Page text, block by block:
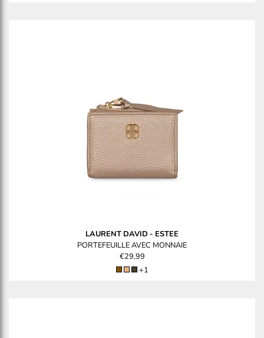
LAURENT DAVID - ESTEE
PORTEFEUILLE AVEC MONNAIE
€29,99
+1